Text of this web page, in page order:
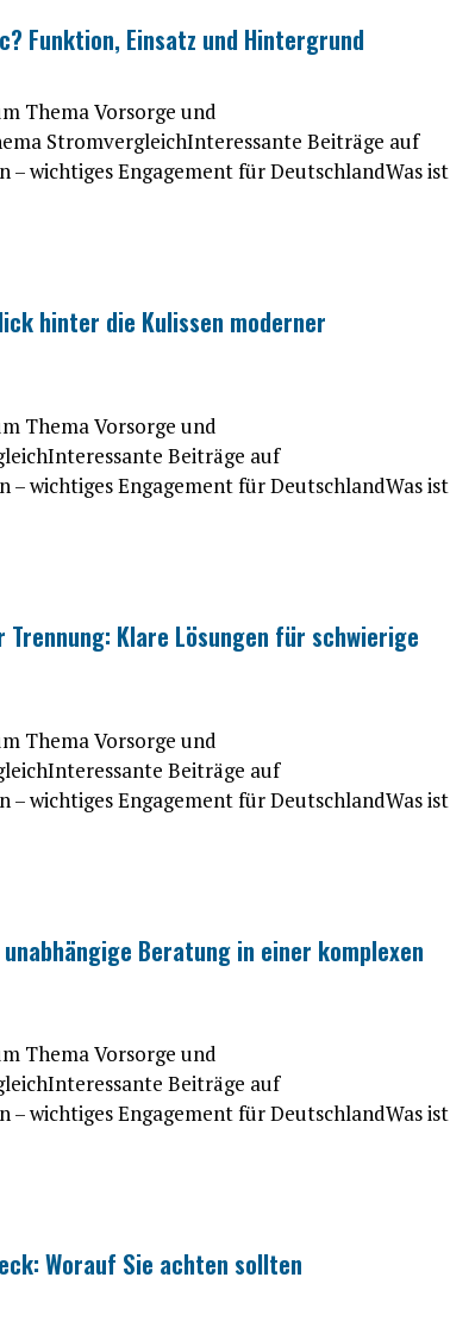
Funktion, Einsatz und Hintergrund
Thema Vorsorge und
StromvergleichInteressante Beiträge auf
wichtiges Engagement für DeutschlandWas ist
hinter die Kulissen moderner
Thema Vorsorge und
Beiträge auf
wichtiges Engagement für DeutschlandWas ist
Trennung: Klare Lösungen für schwierige
Thema Vorsorge und
Beiträge auf
wichtiges Engagement für DeutschlandWas ist
Beratung in einer komplexen
Thema Vorsorge und
Beiträge auf
wichtiges Engagement für DeutschlandWas ist
Worauf Sie achten sollten